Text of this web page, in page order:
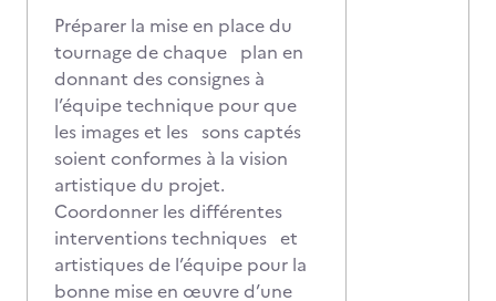
Préparer la mise en place du
tournage de chaque plan en
donnant des consignes à
l’équipe technique pour que
les images et les sons captés
soient conformes à la vision
artistique du projet.
Coordonner les différentes
interventions techniques et
artistiques de l’équipe pour la
bonne mise en œuvre d’une